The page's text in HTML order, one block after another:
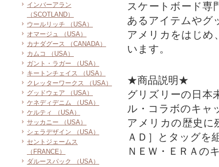
インバーアラン
（SCOTLAND）
ウールリッチ （USA）
オマージュ （USA）
カナダグース （CANADA）
カムコ （USA）
ガント・ラガー （USA）
キートンチェイス （USA）
クレッターワークス （USA）
グッドウェア （USA）
ケネディデニム （USA）
ケルティ （USA）
サッカニー （USA）
シェラデザイン （USA）
セントジェームス
（FRANCE）
ダルースパック （USA）
スケートボード専
あるアイテムやグ
アメリカをはじめ
います。
★商品説明★
グリズリーの日本
ル・コラボのキャ
アメリカの歴史
ＡＤ］とタッグを
ＮＥＷ・ＥＲＡの